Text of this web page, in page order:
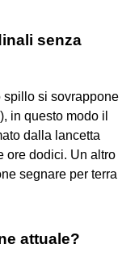
senza
si sovrappone
in questo modo il
dalla lancetta
ore dodici. Un altro
segnare per terra
attuale?